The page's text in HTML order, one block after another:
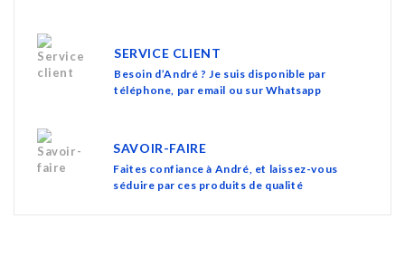
SERVICE CLIENT
Besoin d’André ? Je suis disponible par
téléphone, par email ou sur Whatsapp
SAVOIR-FAIRE
Faites confiance à André, et laissez-vous
séduire par ces produits de qualité